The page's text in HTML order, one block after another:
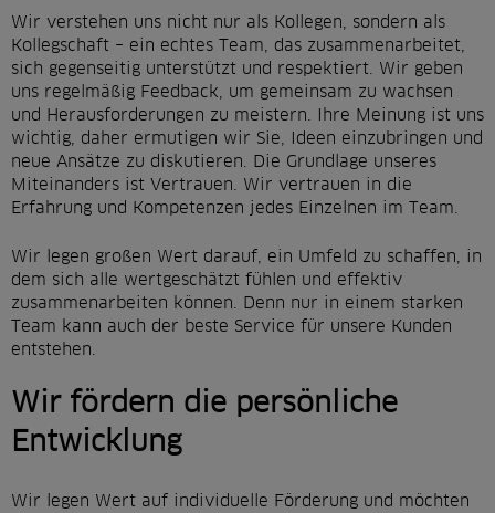
Wir verstehen uns nicht nur als Kollegen, sondern als
Kollegschaft – ein echtes Team, das zusammenarbeitet,
sich gegenseitig unterstützt und respektiert. Wir geben
uns regelmäßig Feedback, um gemeinsam zu wachsen
und Herausforderungen zu meistern. Ihre Meinung ist uns
wichtig, daher ermutigen wir Sie, Ideen einzubringen und
neue Ansätze zu diskutieren. Die Grundlage unseres
Miteinanders ist Vertrauen. Wir vertrauen in die
Erfahrung und Kompetenzen jedes Einzelnen im Team.
Wir legen großen Wert darauf, ein Umfeld zu schaffen, in
dem sich alle wertgeschätzt fühlen und effektiv
zusammenarbeiten können. Denn nur in einem starken
Team kann auch der beste Service für unsere Kunden
entstehen.
Wir fördern die persönliche
Entwicklung
Wir legen Wert auf individuelle Förderung und möchten